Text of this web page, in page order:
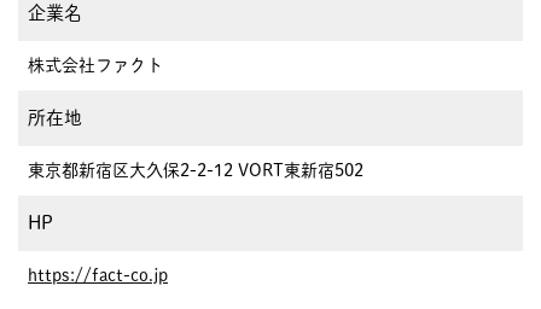
企業名
株式会社ファクト
所在地
東京都新宿区大久保2-2-12 VORT東新宿502
HP
https://fact-co.jp